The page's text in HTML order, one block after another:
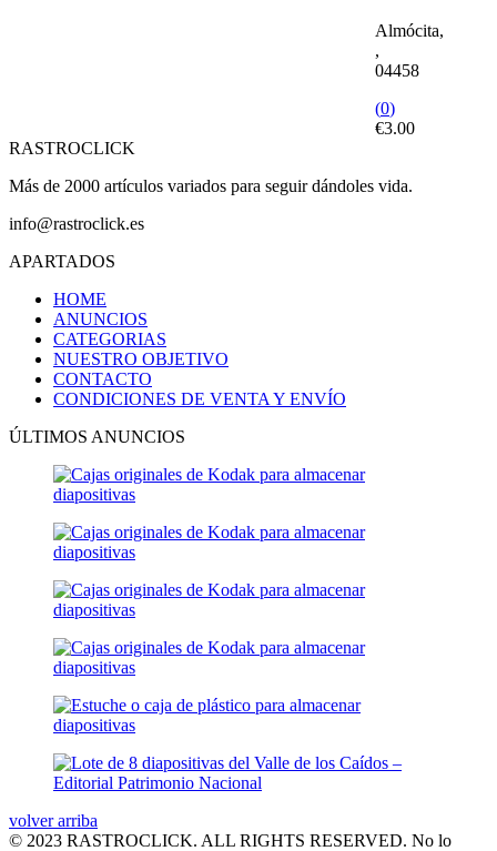
Almócita,
,
04458
(0)
€3.00
RASTROCLICK
Más de 2000 artículos variados para seguir dándoles vida.
info@rastroclick.es
APARTADOS
HOME
ANUNCIOS
CATEGORIAS
NUESTRO OBJETIVO
CONTACTO
CONDICIONES DE VENTA Y ENVÍO
ÚLTIMOS ANUNCIOS
volver arriba
© 2023 RASTROCLICK. ALL RIGHTS RESERVED. No lo